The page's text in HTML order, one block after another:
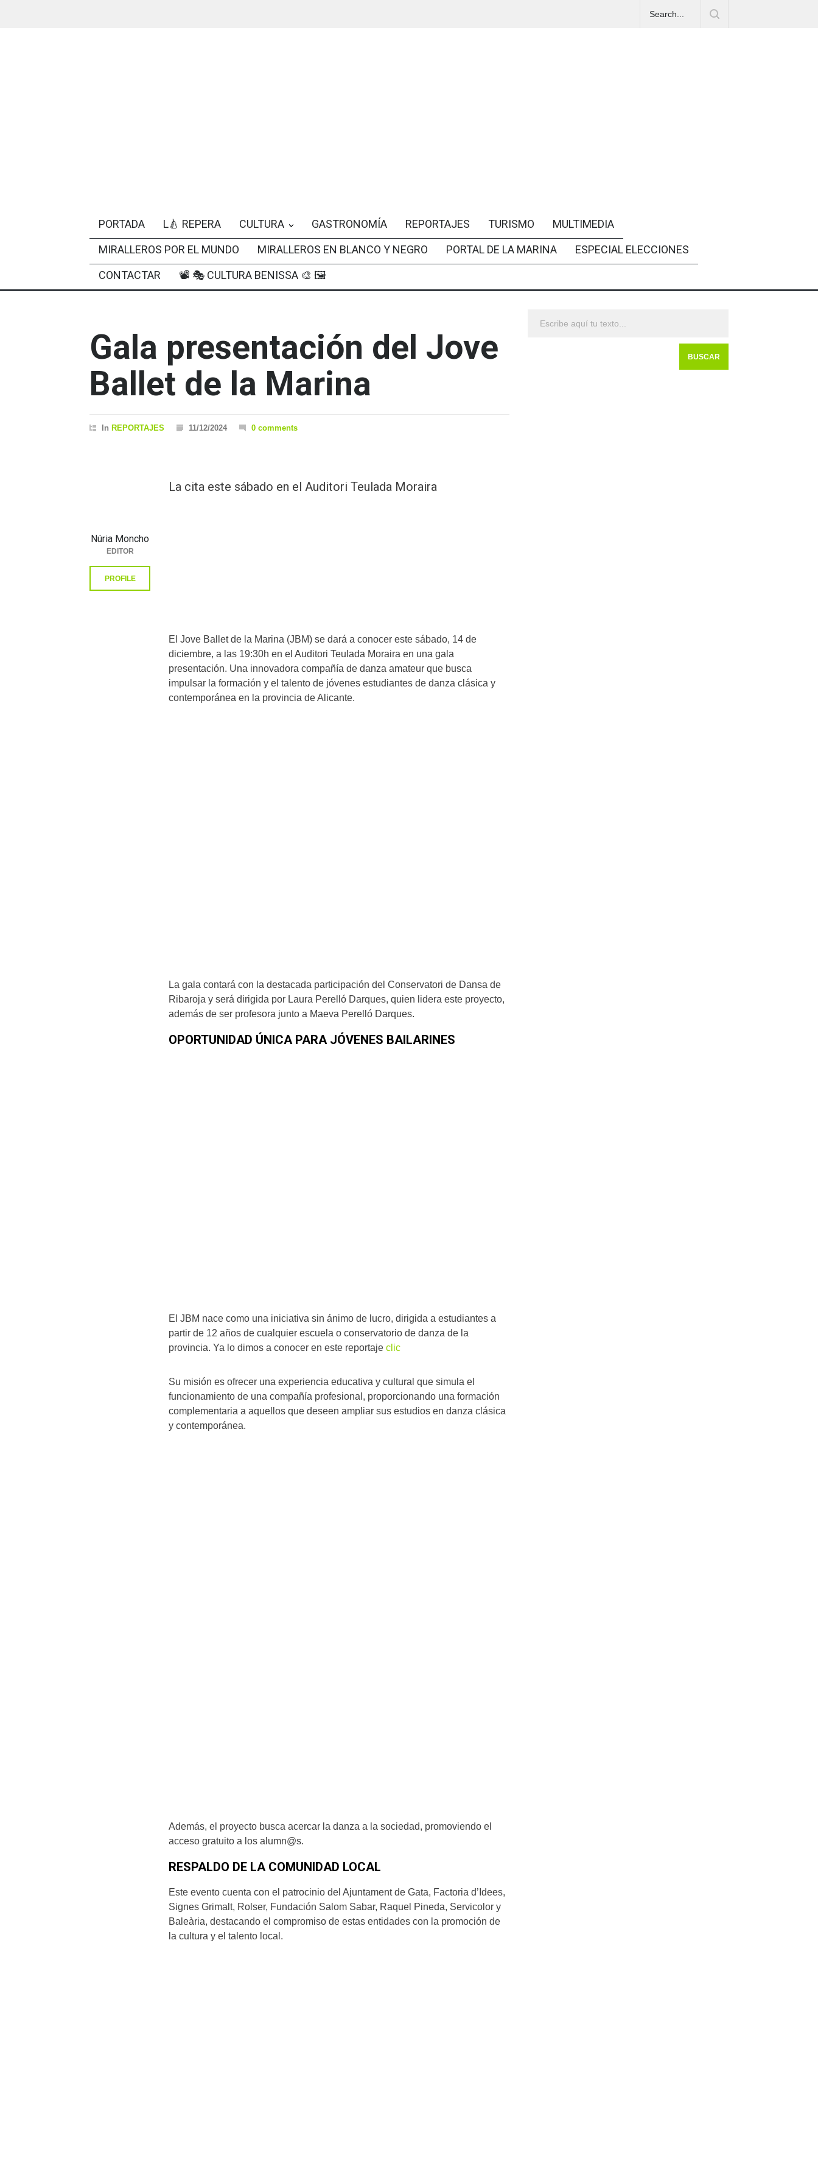
PORTADA L🍐 REPERA CULTURA GASTRONOMÍA REPORTAJES TURISMO
MULTIMEDIA
MIRALLEROS POR EL MUNDO
MIRALLEROS EN BLANCO Y NEGRO PORTAL DE LA MARINA
ESPECIAL ELECCIONES
CONTACTAR
📽 🎭 CULTURA BENISSA 🎨 🖼
Gala presentación del Jove
Ballet de la Marina
In REPORTAJES 11/12/2024 0 comments
La cita este sábado en el Auditori Teulada Moraira
El Jove Ballet de la Marina (JBM) se dará a conocer este sábado, 14 de
diciembre, a las 19:30h en el Auditori Teulada Moraira en una gala
presentación. Una innovadora compañía de danza amateur que busca
impulsar la formación y el talento de jóvenes estudiantes de danza clásica y
contemporánea en la provincia de Alicante.
La gala contará con la destacada participación del Conservatori de Dansa de
Ribaroja y será dirigida por Laura Perelló Darques, quien lidera este proyecto,
además de ser profesora junto a Maeva Perelló Darques.
OPORTUNIDAD ÚNICA PARA JÓVENES BAILARINES
El JBM nace como una iniciativa sin ánimo de lucro, dirigida a estudiantes a
partir de 12 años de cualquier escuela o conservatorio de danza de la
provincia. Ya lo dimos a conocer en este reportaje clic
Su misión es ofrecer una experiencia educativa y cultural que simula el
funcionamiento de una compañía profesional, proporcionando una formación
complementaria a aquellos que deseen ampliar sus estudios en danza clásica
y contemporánea.
Además, el proyecto busca acercar la danza a la sociedad, promoviendo el
acceso gratuito a los alumn@s.
RESPALDO DE LA COMUNIDAD LOCAL
Este evento cuenta con el patrocinio del Ajuntament de Gata, Factoria d’Idees,
Signes Grimalt, Rolser, Fundación Salom Sabar, Raquel Pineda, Servicolor y
Baleària, destacando el compromiso de estas entidades con la promoción de
la cultura y el talento local.
Núria Moncho
EDITOR
PROFILE